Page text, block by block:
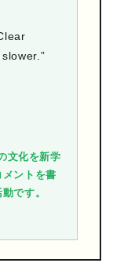
文化を新学
ントを書
です。